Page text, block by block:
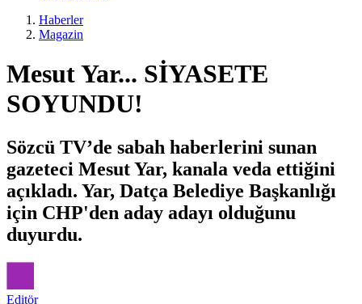
Haberler
Magazin
Mesut Yar... SİYASETE
SOYUNDU!
Sözcü TV’de sabah haberlerini sunan
gazeteci Mesut Yar, kanala veda ettiğini
açıkladı. Yar, Datça Belediye Başkanlığı
için CHP'den aday adayı olduğunu
duyurdu.
Editör